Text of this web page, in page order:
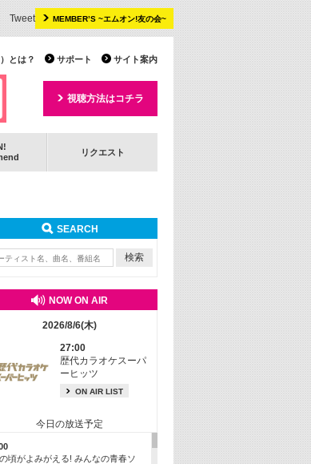
MEMBER’S ~エムオン!友の会~
Tweet
サイト案内
サポート
とは？
視聴方法はコチラ
リクエスト
SEARCH
NOW ON AIR
2026/8/6(木)
27:00
歴代カラオケスーパ
ーヒッツ
ON AIR LIST
今日の放送予定
頃がよみがえる! みんなの青春ソ